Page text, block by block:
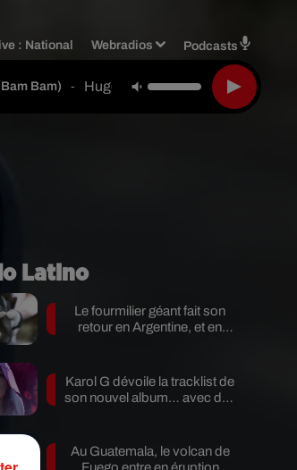
: National Webradios Podcasts
Bam) - Hugel & Solto (fr)
Latino
Le fourmilier géant fait son
retour en Argentine, et en
Karol G dévoile la tracklist de
son nouvel album… avec des
Au Guatemala, le volcan de